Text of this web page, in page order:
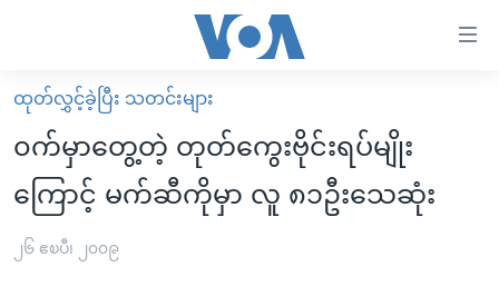
လွယ်ကူ
စေ
သည့်
Link
များ
မူလစာမျက်နှာ
မြန်မာ
ကမ္ဘာ့သတင်းများ
နိုင်ငံတကာ
ဗွီဒီယို
ထုတ်လွှင့်ခဲ့ပြီး သတင်းများ
၀က်မှာတွေ့တဲ့ တုတ်ကွေးဗိုင်းရပ်မျိုး
ကြောင့် မက်ဆီကိုမှာ လူ ၈၁ဦးသေဆုံး
၂၆ ဧၿပီ၊ ၂၀၀၉